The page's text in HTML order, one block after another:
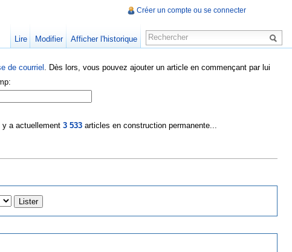
de courriel . Dès lors, vous pouvez ajouter un article en commençant par lui
y a actuellement 3 533articles en construction permanente...
Créer un compte ou se connecter
Lire Modifier Afficher l'historique